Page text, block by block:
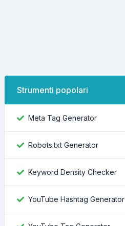
Strumenti popolari
Meta Tag Generator
Robots.txt Generator
Keyword Density Checker
YouTube Hashtag Generator